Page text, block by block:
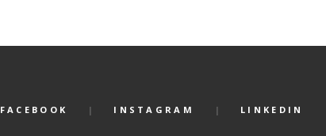
FACEBOOK INSTAGRAM LINKEDIN